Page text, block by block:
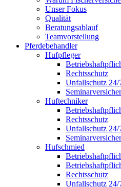
Unser Fokus
Qualität
Beratungsablauf
Teamvorstellung
Pferdebehandler
Hufpfleger
Rechtsschutz
Unfallschutz 24/
Huftechniker
Rechtsschutz
Unfallschutz 24/
Hufschmied
Rechtsschutz
Unfallschutz 24/